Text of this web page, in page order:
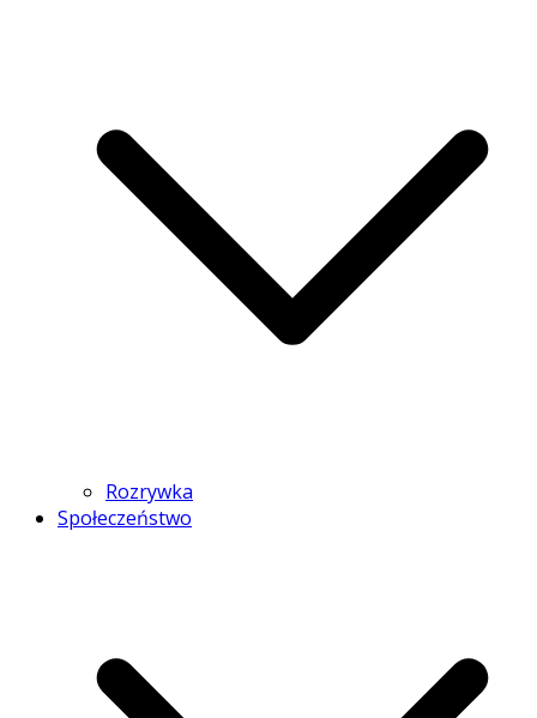
Rozrywka
Społeczeństwo